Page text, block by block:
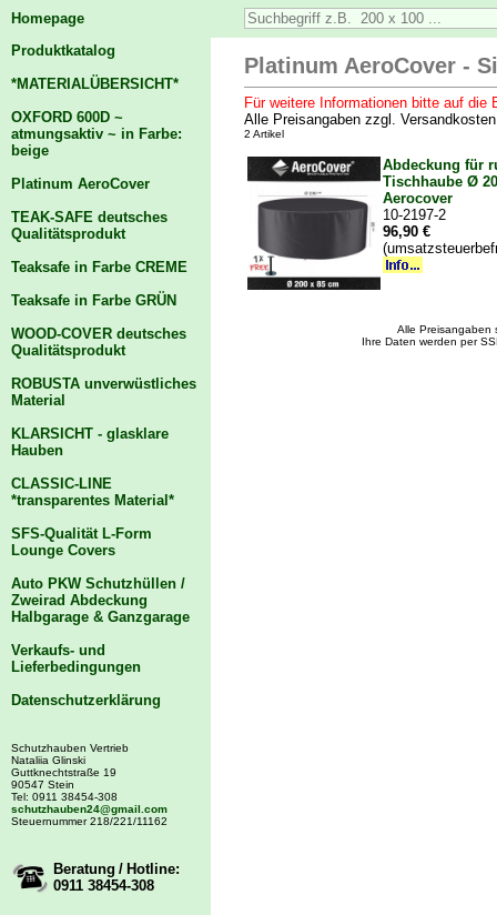
Homepage
Produktkatalog
*MATERIALÜBERSICHT*
OXFORD 600D ~
atmungsaktiv ~ in Farbe:
beige
Platinum AeroCover
TEAK-SAFE deutsches
Qualitätsprodukt
Teaksafe in Farbe CREME
Teaksafe in Farbe GRÜN
WOOD-COVER deutsches
Qualitätsprodukt
ROBUSTA unverwüstliches
Material
KLARSICHT - glasklare
Hauben
CLASSIC-LINE
*transparentes Material*
SFS-Qualität L-Form
Lounge Covers
Auto PKW Schutzhüllen /
Zweirad Abdeckung
Halbgarage & Ganzgarage
Verkaufs- und
Lieferbedingungen
Datenschutzerklärung
Schutzhauben Vertrieb
Nataliia Glinski
Guttknechtstraße 19
90547 Stein
Tel: 0911 38454-308
schutzhauben24@gmail.com
Steuernummer 218/221/11162
Beratung / Hotline:
0911 38454-308
Platinum AeroCover -
Für weitere Informationen bitte auf die
Alle Preisangaben zzgl.
2 Artikel
Abdeckung für
Tischhaube Ø
Aerocover
10-2197-2
96,90 €
Alle Preisangaben
Ihre Daten werden per